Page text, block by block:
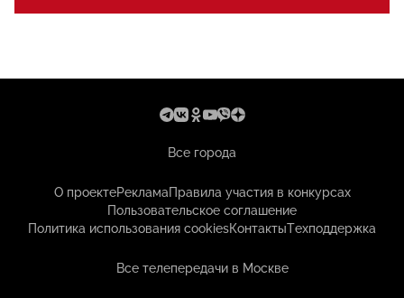
Все города
О проектеРекламаПравила участия в конкурсах
Пользовательское соглашение
Политика использования cookiesКонтактыТехподдержка
Все телепередачи в Москве